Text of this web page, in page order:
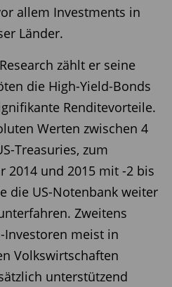
allem Investments in
Länder.
zählt er seine
die High-Yield-Bonds
Renditevorteile.
Werten zwischen 4
Treasuries, zum
2014 und 2015 mit -2 bis
die US-Notenbank weiter
Zweitens
Investoren meist in
Volkswirtschaften
unterstützend